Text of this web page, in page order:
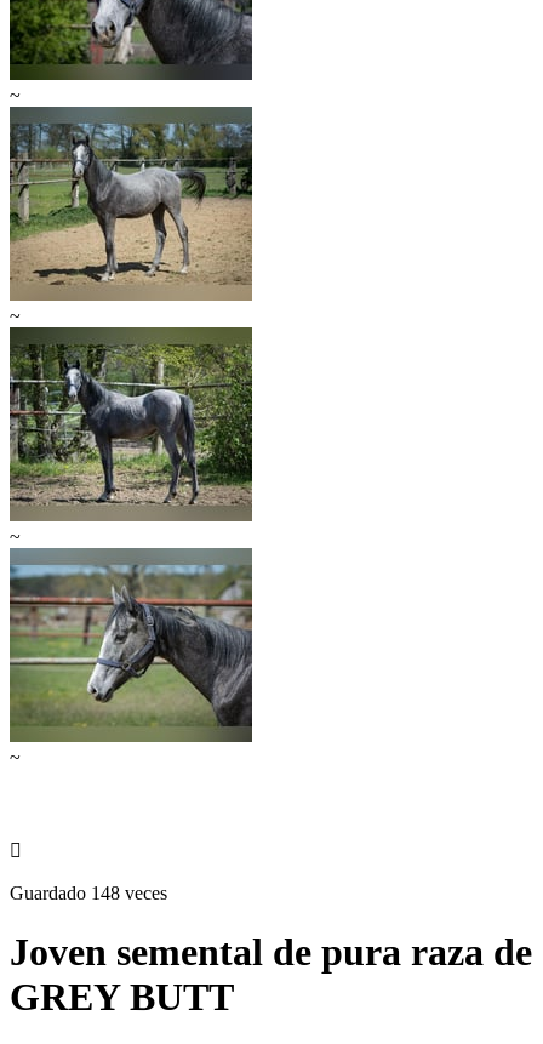
~
~
~
~

Guardado 148 veces
Joven semental de pura raza de
GREY BUTT